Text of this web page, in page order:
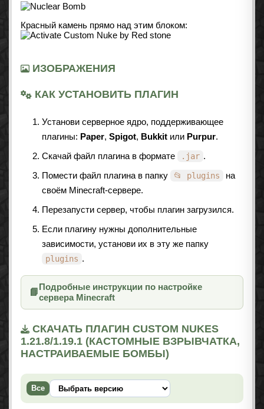
Красный камень прямо над этим блоком:
ИЗОБРАЖЕНИЯ
КАК УСТАНОВИТЬ ПЛАГИН
Установи серверное ядро, поддерживающее
плагины: Paper, Spigot, Bukkit или Purpur.
Скачай файл плагина в формате
.jar .
Помести файл плагина в папку
📂 plugins
на
своём Minecraft-сервере.
Перезапусти сервер, чтобы плагин загрузился.
Если плагину нужны дополнительные
зависимости, установи их в эту же папку
plugins .
📘
Подробные инструкции по настройке
сервера Minecraft
СКАЧАТЬ ПЛАГИН CUSTOM NUKES
1.21.8/1.19.1 (КАСТОМНЫЕ ВЗРЫВЧАТКА,
НАСТРАИВАЕМЫЕ БОМБЫ)
Все